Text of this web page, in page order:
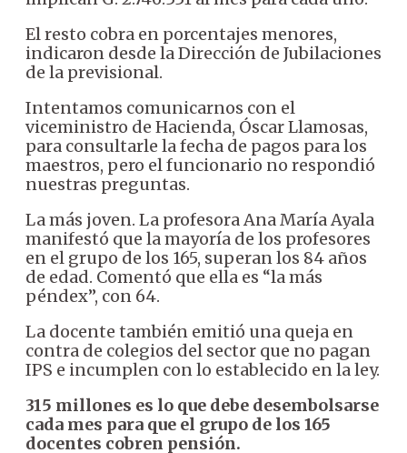
El resto cobra en porcentajes menores,
indicaron desde la Dirección de Jubilaciones
de la previsional.
Intentamos comunicarnos con el
viceministro de Hacienda, Óscar Llamosas,
para consultarle la fecha de pagos para los
maestros, pero el funcionario no respondió
nuestras preguntas.
La más joven. La profesora Ana María Ayala
manifestó que la mayoría de los profesores
en el grupo de los 165, superan los 84 años
de edad. Comentó que ella es “la más
péndex”, con 64.
La docente también emitió una queja en
contra de colegios del sector que no pagan
IPS e incumplen con lo establecido en la ley.
315 millones es lo que debe desembolsarse
cada mes para que el grupo de los 165
docentes cobren pensión.